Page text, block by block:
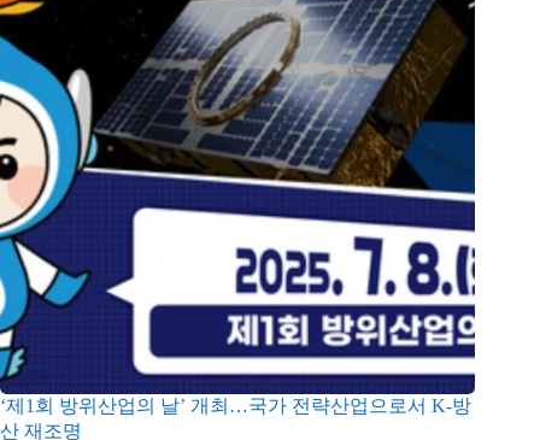
‘제1회 방위산업의 날’ 개최…국가 전략산업으로서 K-방
산 재조명